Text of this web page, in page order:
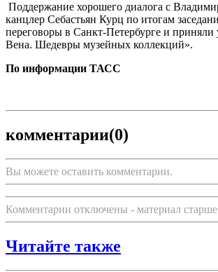
Поддержание хорошего диалога с
канцлер Себастьян Курц по итогам
переговоры в Санкт-Петербурге и
Вена. Шедевры музейных коллекций».
По информации ТАСС
комментарии(0)
Вы можете оставить комментарии.
Комментарии отключены - материал
Читайте также